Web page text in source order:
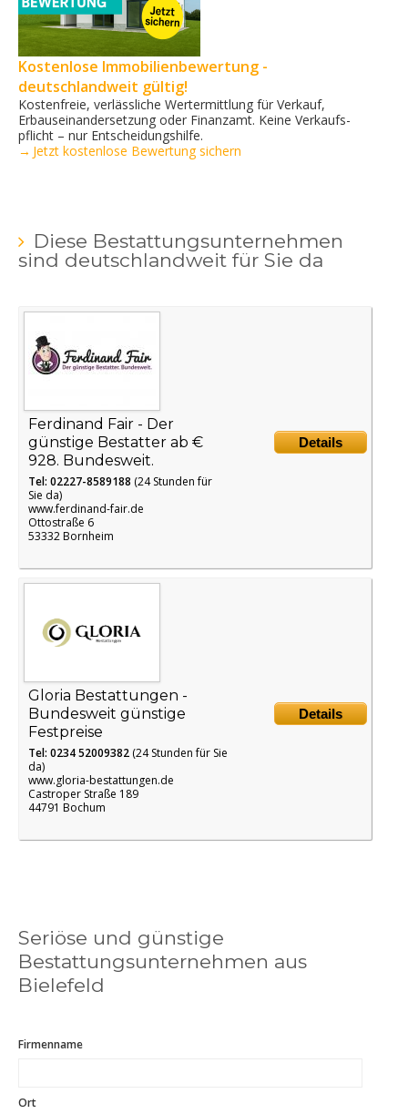
Kostenlose Immobilienbewertung -
deutschlandweit gültig!
Kostenfreie, verlässliche Wertermittlung für Verkauf,
Erbauseinandersetzung oder Finanzamt. Keine Verkaufs­
pflicht – nur Entscheidungshilfe.
→ Jetzt kostenlose Bewertung sichern
Diese Bestattungsunternehmen
sind deutschlandweit für Sie da
Details
Ferdinand Fair - Der
günstige Bestatter ab €
928. Bundesweit.
Tel: 02227-8589188 (24 Stunden für
Sie da)
www.ferdinand-fair.de
Ottostraße 6
53332 Bornheim
Details
Gloria Bestattungen -
Bundesweit günstige
Festpreise
Tel: 0234 52009382 (24 Stunden für Sie
da)
www.gloria-bestattungen.de
Castroper Straße 189
44791 Bochum
Seriöse und günstige
Bestattungsunternehmen aus
Bielefeld
Firmenname
Ort